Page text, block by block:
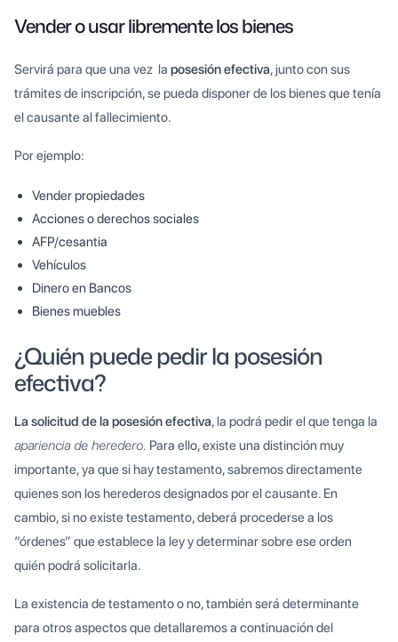
Vender o usar libremente los bienes
Servirá para que una vez la posesión efectiva, junto con sus
trámites de inscripción, se pueda disponer de los bienes que tenía
el causante al fallecimiento.
Por ejemplo:
Vender propiedades
Acciones o derechos sociales
AFP/cesantia
Vehículos
Dinero en Bancos
Bienes muebles
¿Quién puede pedir la posesión
efectiva?
La solicitud de la posesión efectiva, la podrá pedir el que tenga la
apariencia de heredero. Para ello, existe una distinción muy
importante, ya que si hay testamento, sabremos directamente
quienes son los herederos designados por el causante. En
cambio, si no existe testamento, deberá procederse a los
“órdenes” que establece la ley y determinar sobre ese orden
quién podrá solicitarla.
La existencia de testamento o no, también será determinante
para otros aspectos que detallaremos a continuación del